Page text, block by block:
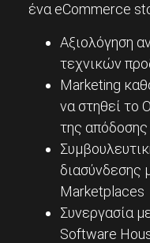
ένα eCommerce
Αξιολόγηση
τεχνικών
Marketing
να στηθεί το
της απόδοσης
διασύνδεσης
Marketplaces
Συνεργασία
Software